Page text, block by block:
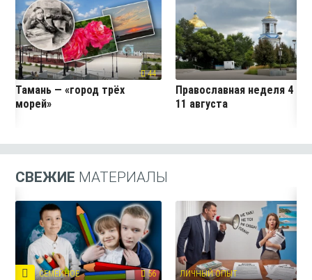
44
Тамань — «город трёх
морей»
Православная неделя 4 —
11 августа
СВЕЖИЕ МАТЕРИАЛЫ
СЕМЕЙНОЕ 56 ЛИЧНЫЙ ОПЫТ